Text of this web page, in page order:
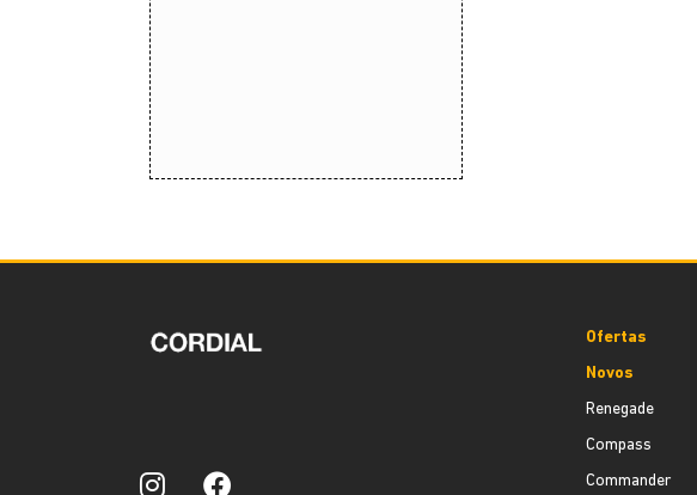
Ofertas
Novos
Renegade
Compass
Commander